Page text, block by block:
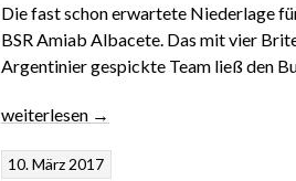
Die fast schon erwartete Niederlage
BSR Amiab Albacete. Das mit vier
Argentinier gespickte Team ließ den
„Gegen
nichts
weiterlesen →
10. März 2017